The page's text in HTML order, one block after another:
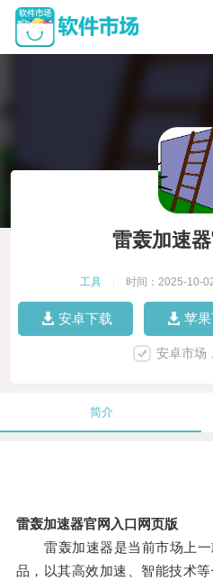
雷轰加速
工具 时间：2025-10-
安卓下载 苹
安卓市场
简介
雷轰加速器官网入口网页版
雷轰加速器是当前市场上一
品，以其高效加速、智能技术等